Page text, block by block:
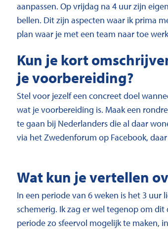
aanpassen. Op vrijdag na 4 uur zijn
bellen. Dit zijn aspecten waar ik prima
plan waar je met een team naar toe
Kun je kort
je voorbereiding?
Stel voor jezelf een concreet doel
wat je voorbereiding is. Maak een
te gaan bij Nederlanders die al daar
via het Zwedenforum op Facebook,
Wat kun je vertellen
In een periode van 6 weken is het 3 uur
schemerig. Ik zag er wel tegenop om
periode zo sfeervol mogelijk te maken,